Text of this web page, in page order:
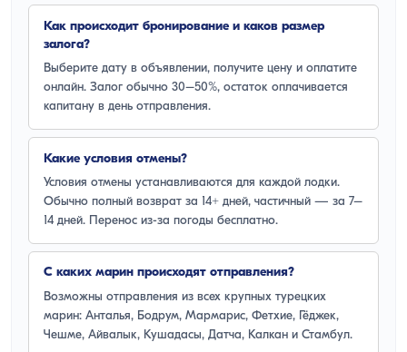
Как происходит бронирование и каков размер
залога?
Выберите дату в объявлении, получите цену и оплатите
онлайн. Залог обычно 30–50%, остаток оплачивается
капитану в день отправления.
Какие условия отмены?
Условия отмены устанавливаются для каждой лодки.
Обычно полный возврат за 14+ дней, частичный — за 7–
14 дней. Перенос из-за погоды бесплатно.
С каких марин происходят отправления?
Возможны отправления из всех крупных турецких
марин: Анталья, Бодрум, Мармарис, Фетхие, Гёджек,
Чешме, Айвалык, Кушадасы, Датча, Калкан и Стамбул.